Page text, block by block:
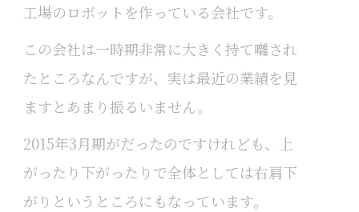
工場のロボットを作っている会社です。
この会社は一時期非常に大きく持て囃され
たところなんですが、実は最近の業績を見
ますとあまり振るいません。
2015年3月期がだったのですけれども、上
がったり下がったりで全体としては右肩下
がりというところにもなっています。